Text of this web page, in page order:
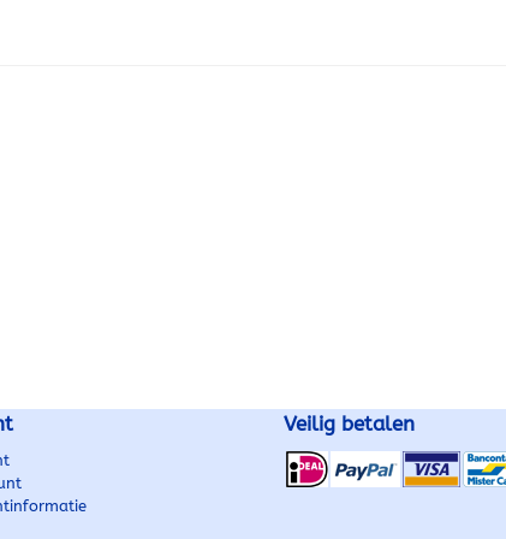
Veilig betalen